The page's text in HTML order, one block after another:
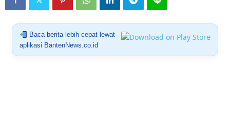
Baca berita lebih cepat lewat
aplikasi BantenNews.co.id